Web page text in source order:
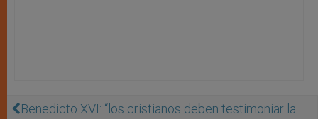
Benedicto XVI: “los cristianos deben testimoniar la